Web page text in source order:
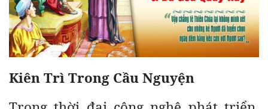
Kiên Trì Trong Cầu Nguyện